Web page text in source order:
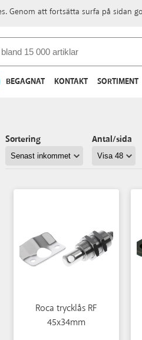
BEGAGNAT KONTAKT SORTIMENT
Sortering Antal/sida
Roca trycklås RF
45x34mm
Genom att fortsätta surfa på sidan